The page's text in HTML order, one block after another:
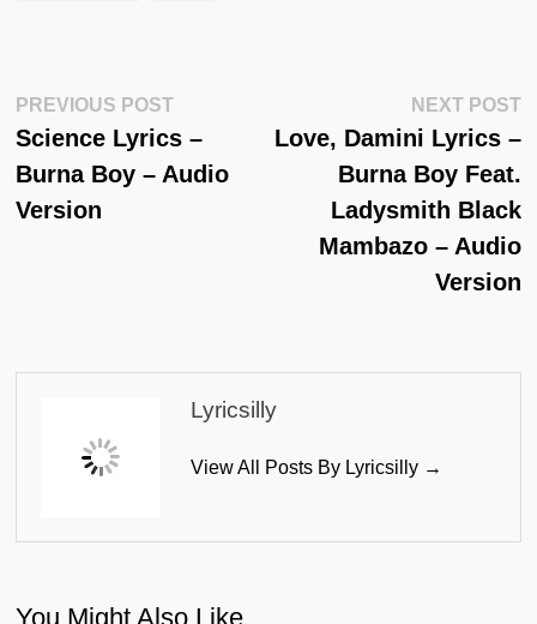
Post
Navigation
PREVIOUS POSTPrevious
Post:
Science Lyrics –
Burna Boy – Audio
Version
NEXT POST
Love, Damini Lyrics –
Burna Boy Feat.
Ladysmith Black
Mambazo – Audio
Version
Lyricsilly
View All Posts By Lyricsilly →
You Might Also Like